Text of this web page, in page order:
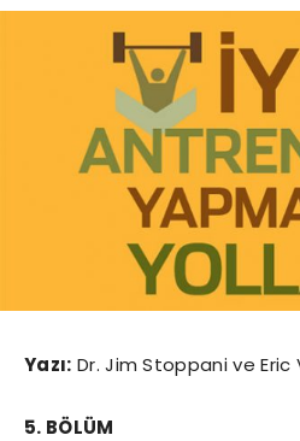
Yazı: Dr. Jim Stoppani ve Eric
5. BÖLÜM